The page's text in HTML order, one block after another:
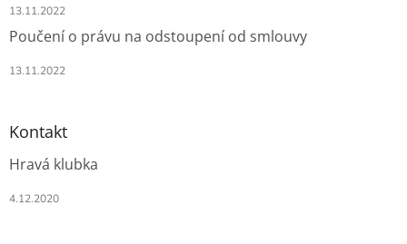
13.11.2022
Poučení o právu na odstoupení od smlouvy
13.11.2022
Kontakt
Hravá klubka
4.12.2020